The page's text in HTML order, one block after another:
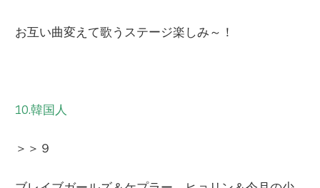
お互い曲変えて歌うステージ楽しみ～！
10.韓国人
＞＞９